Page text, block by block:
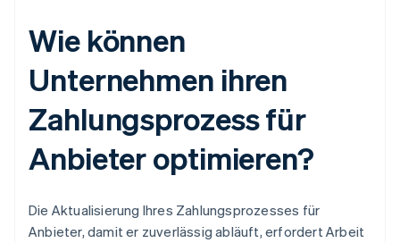
Wie können
Unternehmen ihren
Zahlungsprozess für
Anbieter optimieren?
Die Aktualisierung Ihres Zahlungsprozesses für
Anbieter, damit er zuverlässig abläuft, erfordert Arbeit